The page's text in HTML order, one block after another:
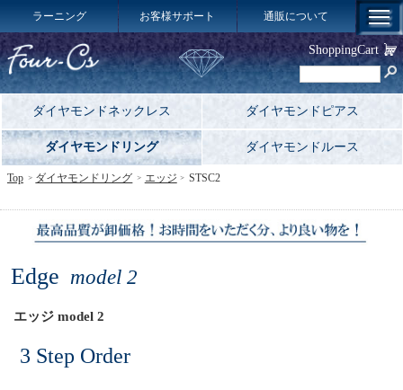
ラーニング お客様サポート 通販について
ダイヤモンドネックレス ダイヤモンドピアス
ダイヤモンドリング ダイヤモンドルース
Edge model 2
エッジ model 2
3 Step Order
Top ダイヤモンドリング エッジ STSC2
ShoppingCart